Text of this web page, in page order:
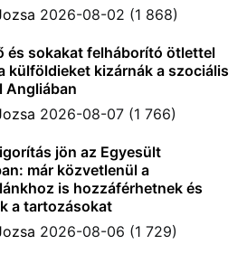
2026-08-02 (1 868)
és sokakat felháborító ötlettel
külföldieket kizárnák a szociális
Angliában
2026-08-07 (1 766)
jön az Egyesült
már közvetlenül a
is hozzáférhetnek és
a tartozásokat
2026-08-06 (1 729)